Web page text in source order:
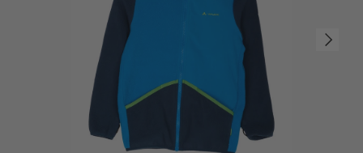
Nächste